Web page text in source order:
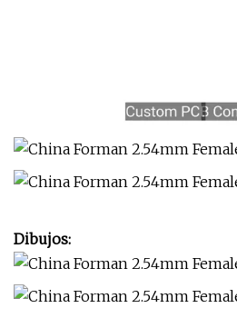
Dibujos: